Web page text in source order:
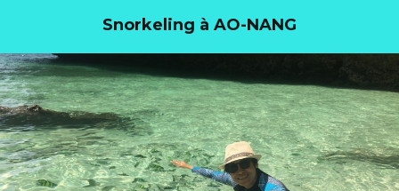
Snorkeling à AO-NANG